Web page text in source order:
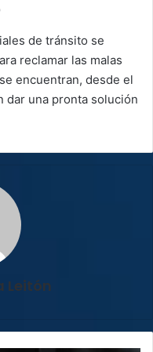
de tránsito se
reclamar las malas
encuentran, desde el
dar una pronta solución
Leitón